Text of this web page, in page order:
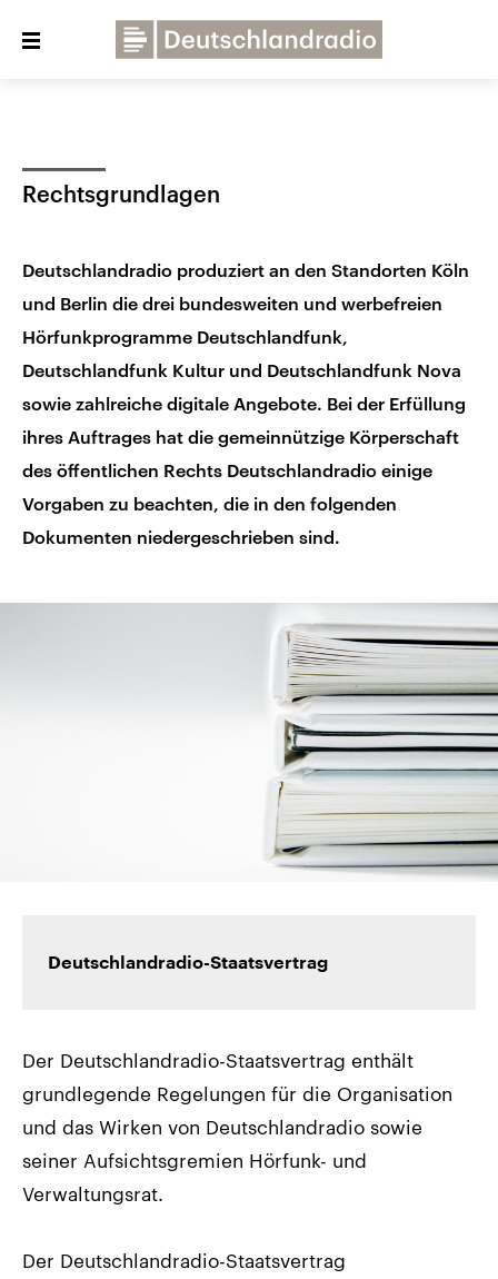
Close
Deutschlandfunk
Deutschlandfunk Kultur
Deutschlandfunk Nova
Dialog und Kontakt
Rechtsgrundlagen
Deutschlandradio produziert an den Standorten Köln
und Berlin die drei bundesweiten und werbefreien
Hörfunkprogramme Deutschlandfunk,
Deutschlandfunk Kultur und Deutschlandfunk Nova
sowie zahlreiche digitale Angebote. Bei der Erfüllung
ihres Auftrages hat die gemeinnützige Körperschaft
des öffentlichen Rechts Deutschlandradio einige
Vorgaben zu beachten, die in den folgenden
Dokumenten niedergeschrieben sind.
Deutschlandradio-Staatsvertrag
Der Deutschlandradio-Staatsvertrag enthält
grundlegende Regelungen für die Organisation
und das Wirken von Deutschlandradio sowie
seiner Aufsichtsgremien Hörfunk- und
Verwaltungsrat.
Der Deutschlandradio-Staatsvertrag